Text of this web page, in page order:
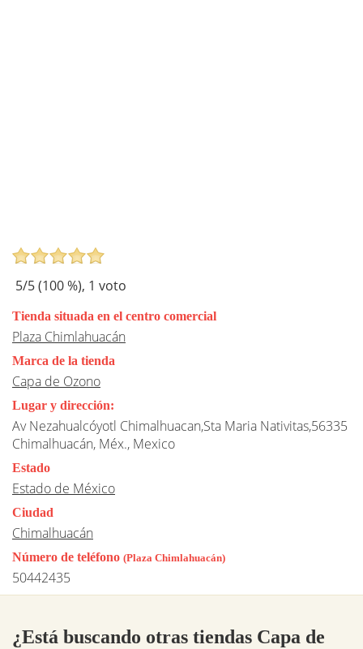
5/5 (100%), 1 voto
Tienda situada en el centro comercial
Plaza Chimlahuacán
Marca de la tienda
Capa de Ozono
Lugar y dirección:
Av Nezahualcóyotl Chimalhuacan,Sta Maria Nativitas,56335
Chimalhuacán, Méx., Mexico
Estado
Estado de México
Ciudad
Chimalhuacán
Número de teléfono (Plaza Chimlahuacán)
50442435
¿Está buscando otras tiendas Capa de